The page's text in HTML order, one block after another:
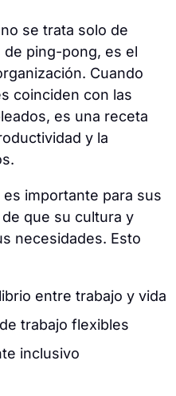
se trata solo de
de ping-pong, es el
Cuando
coinciden con las
es una receta
y la
importante para sus
que su cultura y
necesidades. Esto
entre trabajo y vida
trabajo flexibles
inclusivo